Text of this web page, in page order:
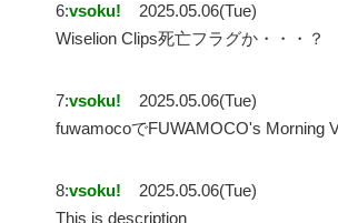
6:vsoku!
2025.05.06(Tue)
Wiselion Clips死亡フラグか・・・？
7:vsoku!
2025.05.06(Tue)
fuwamocoでFUWAMOCO's Morning
8:vsoku!
2025.05.06(Tue)
This is description